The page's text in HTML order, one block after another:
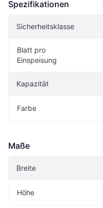
Spezifikationen
Sicherheitsklasse
Blatt pro
Einspeisung
Kapazität
Farbe
Maße
Breite
Höhe